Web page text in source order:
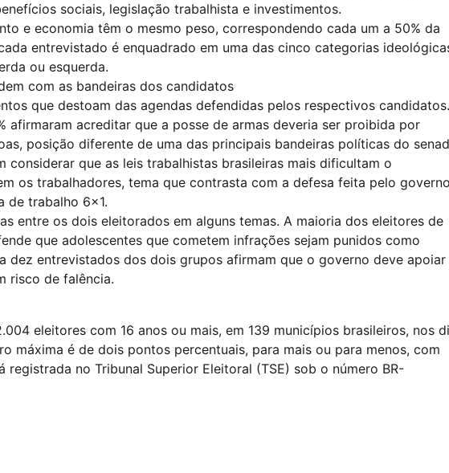
sociais, legislação trabalhista e investimentos.
e economia têm o mesmo peso, correspondendo cada um a 50% da
entrevistado é enquadrado em uma das cinco categorias
ou esquerda.
com as bandeiras dos candidatos
que destoam das agendas defendidas pelos respectivos candidatos.
afirmaram acreditar que a posse de armas deveria ser proibida por
posição diferente de uma das principais bandeiras políticas do
considerar que as leis trabalhistas brasileiras mais dificultam o
os trabalhadores, tema que contrasta com a defesa feita pelo
de trabalho 6×1.
entre os dois eleitorados em alguns temas. A maioria dos eleitores de
que adolescentes que cometem infrações sejam punidos como
dez entrevistados dos dois grupos afirmam que o governo deve apoiar
risco de falência.
eleitores com 16 anos ou mais, em 139 municípios brasileiros, nos
máxima é de dois pontos percentuais, para mais ou para menos, com
registrada no Tribunal Superior Eleitoral (TSE) sob o número BR-